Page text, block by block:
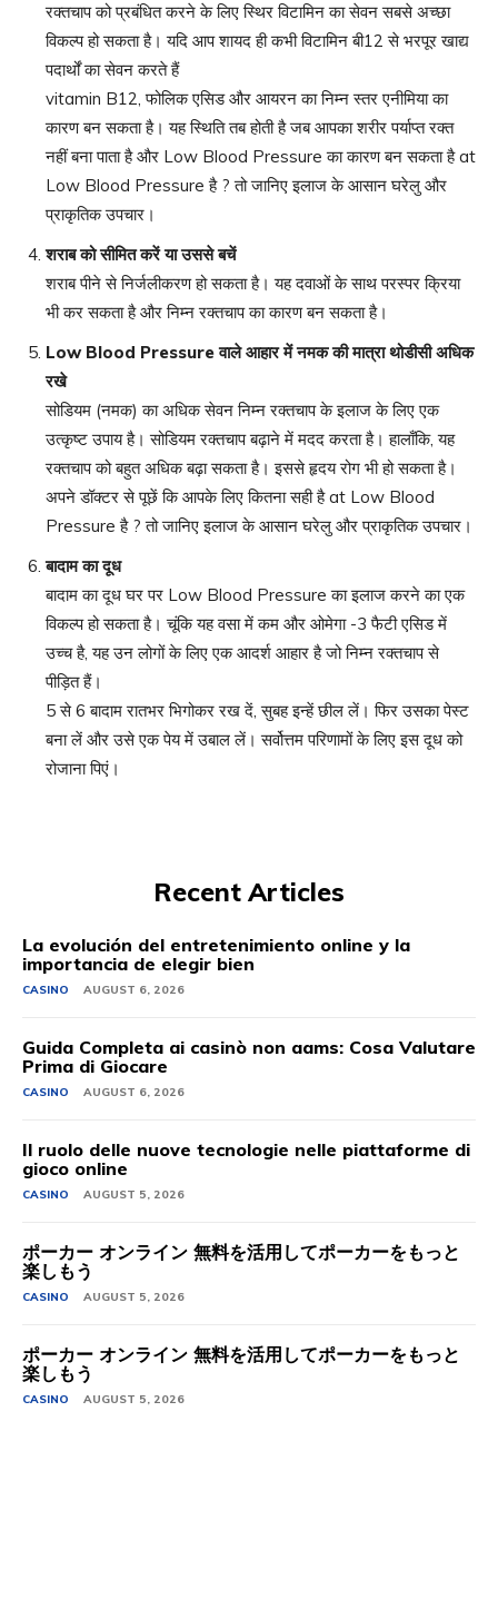
रक्तचाप को प्रबंधित करने के लिए स्थिर विटामिन का सेवन सबसे अच्छा
विकल्प हो सकता है। यदि आप शायद ही कभी विटामिन बी12 से भरपूर खाद्य
पदार्थों का सेवन करते हैं
vitamin B12, फोलिक एसिड और आयरन का निम्न स्तर एनीमिया का
कारण बन सकता है। यह स्थिति तब होती है जब आपका शरीर पर्याप्त रक्त
नहीं बना पाता है और Low Blood Pressure का कारण बन सकता है at
Low Blood Pressure है ? तो जानिए इलाज के आसान घरेलु और
प्राकृतिक उपचार।
शराब को सीमित करें या उससे बचें
शराब पीने से निर्जलीकरण हो सकता है। यह दवाओं के साथ परस्पर क्रिया
भी कर सकता है और निम्न रक्तचाप का कारण बन सकता है।
Low Blood Pressureवाले आहार में नमक की मात्रा थोडीसी अधिक
रखे
सोडियम (नमक) का अधिक सेवन निम्न रक्तचाप के इलाज के लिए एक
उत्कृष्ट उपाय है। सोडियम रक्तचाप बढ़ाने में मदद करता है। हालाँकि, यह
रक्तचाप को बहुत अधिक बढ़ा सकता है। इससे हृदय रोग भी हो सकता है।
अपने डॉक्टर से पूछें कि आपके लिए कितना सही है at Low Blood
Pressure है ? तो जानिए इलाज के आसान घरेलु और प्राकृतिक उपचार।
बादाम का दूध
बादाम का दूध घर पर Low Blood Pressure का इलाज करने का एक
विकल्प हो सकता है। चूंकि यह वसा में कम और ओमेगा -3 फैटी एसिड में
उच्च है, यह उन लोगों के लिए एक आदर्श आहार है जो निम्न रक्तचाप से
पीड़ित हैं।
5 से 6 बादाम रातभर भिगोकर रख दें, सुबह इन्हें छील लें। फिर उसका पेस्ट
बना लें और उसे एक पेय में उबाल लें। सर्वोत्तम परिणामों के लिए इस दूध को
रोजाना पिएं।
Recent Articles
La evolución del entretenimiento online y la
importancia de elegir bien
CASINO AUGUST 6, 2026
Guida Completa ai casinò non aams: Cosa Valutare
Prima di Giocare
CASINO AUGUST 6, 2026
Il ruolo delle nuove tecnologie nelle piattaforme di
gioco online
CASINO AUGUST 5, 2026
ポーカー オンライン 無料を活用してポーカーをもっと
楽しもう
CASINO AUGUST 5, 2026
ポーカー オンライン 無料を活用してポーカーをもっと
楽しもう
CASINO AUGUST 5, 2026